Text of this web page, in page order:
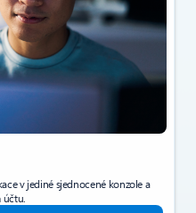
v jediné sjednocené konzole a
účtu.